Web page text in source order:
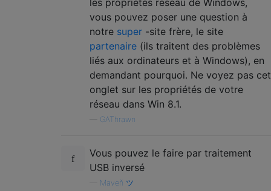
les propriétés réseau de Windows,
vous pouvez poser une question à
notre super -site frère, le site
partenaire (ils traitent des problèmes
liés aux ordinateurs et à Windows), en
demandant pourquoi. Ne voyez pas cet
onglet sur les propriétés de votre
réseau dans Win 8.1.
GAThrawn
Vous pouvez le faire par traitement
USB inversé
Maveň ツ